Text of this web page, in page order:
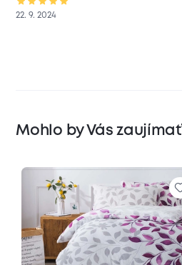
22. 9. 2024
Mohlo by Vás zaujímať